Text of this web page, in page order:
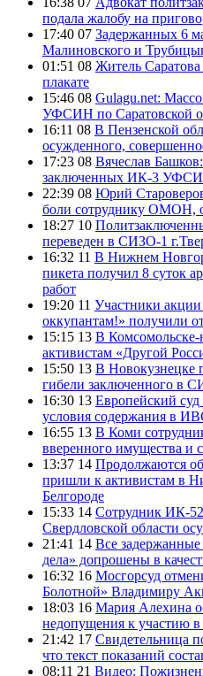
подала жалобу на
17:40 07 Задержанных 6
Малиновского и
01:51 08 Житель Саратова
плакате
15:46 08 Gulagu.net:
УФСИН по Саратовской
16:11 08 В Пензенской
осужденного,
17:23 08 Вячеслав
заключенных ИК-3
22:39 08 Юрий
боли сотруднику ОМОН,
18:27 10
переведен в СИЗО-1
16:32 11 В Нижнем
пикета получил 8 суток
работ
19:20 11 Участники
оккупантам!» получили
15:15 13 В
активистам «Другой
15:50 13 В Новокузнецке
гибели заключенного в
16:30 13 Европейский
условия содержания в
16:55 13 В Коми
вверенного имущества и
13:37 14 Продолжаются
пришли к активистам в
Белгороде
15:33 14 Сотрудник ИК-
Свердловской области
21:41 14 Все задержанные
дела» допрошены в
16:32 16 Мосгорсуд
Болотной» Владимиру
18:03 16 Мария Алехина
недопущения к участию
21:42 17 Свидетельница
что текст показаний
08:11 21 Видео: